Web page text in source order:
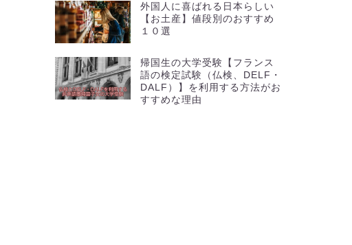
外国人に喜ばれる日本らしい
【お土産】値段別のおすすめ
１０選
帰国生の大学受験【フランス
語の検定試験（仏検、DELF・
DALF）】を利用する方法がお
すすめな理由